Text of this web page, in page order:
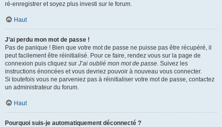
ré-enregistrer et soyez plus investi sur le forum.
Haut
J’ai perdu mon mot de passe !
Pas de panique ! Bien que votre mot de passe ne puisse pas être récupéré, il
peut facilement être réinitialisé. Pour ce faire, rendez vous sur la page de
connexion puis cliquez sur J’ai oublié mon mot de passe. Suivez les
instructions énoncées et vous devriez pouvoir à nouveau vous connecter.
Si toutefois vous ne parveniez pas à réinitialiser votre mot de passe, contactez
un administrateur du forum.
Haut
Pourquoi suis-je automatiquement déconnecté ?